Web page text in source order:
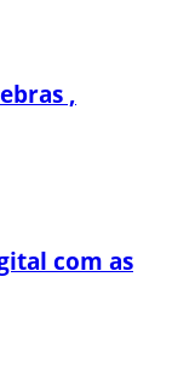
,
com as